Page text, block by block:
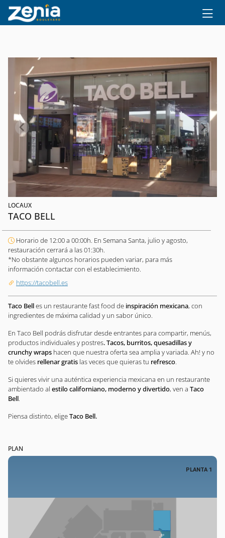
Ir al contenido principal
LOCAUX
TACO BELL
Horario de 12:00 a 00:00h. En Semana Santa, julio y agosto,
restauración cerrará a las 01:30h.
*No obstante algunos horarios pueden variar, para más
información contactar con el establecimiento.
https://tacobell.es
Taco Belles un restaurante fast food de inspiración mexicana, con
ingredientes de máxima calidad y un sabor único.
En Taco Bell podrás disfrutar desde entrantes para compartir, menús,
productos individuales y postres. Tacos, burritos, quesadillas y
crunchy wraps hacen que nuestra oferta sea amplia y variada. Ah! y no
te olvides rellenar gratis las veces que quieras tu refresco.
Si quieres vivir una auténtica experiencia mexicana en un restaurante
ambientado al estilo californiano, moderno y divertido, ven a Taco
Bell.
Piensa distinto, eligeTaco Bell.
PLAN